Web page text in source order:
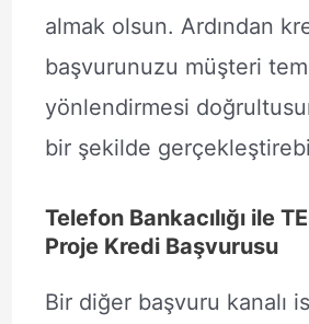
almak olsun. Ardından
başvurunuzu müşteri
yönlendirmesi
bir şekilde
Telefon Bankacılığı ile
Proje Kredi Başvurusu
Bir diğer başvuru kanalı